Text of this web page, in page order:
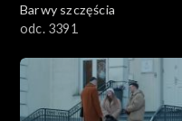
3001-3100
2901-3000
2801–2900
Barwy szczęścia
odc. 3391